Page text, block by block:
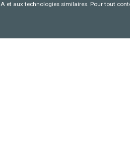
et aux technologies similaires. Pour tout